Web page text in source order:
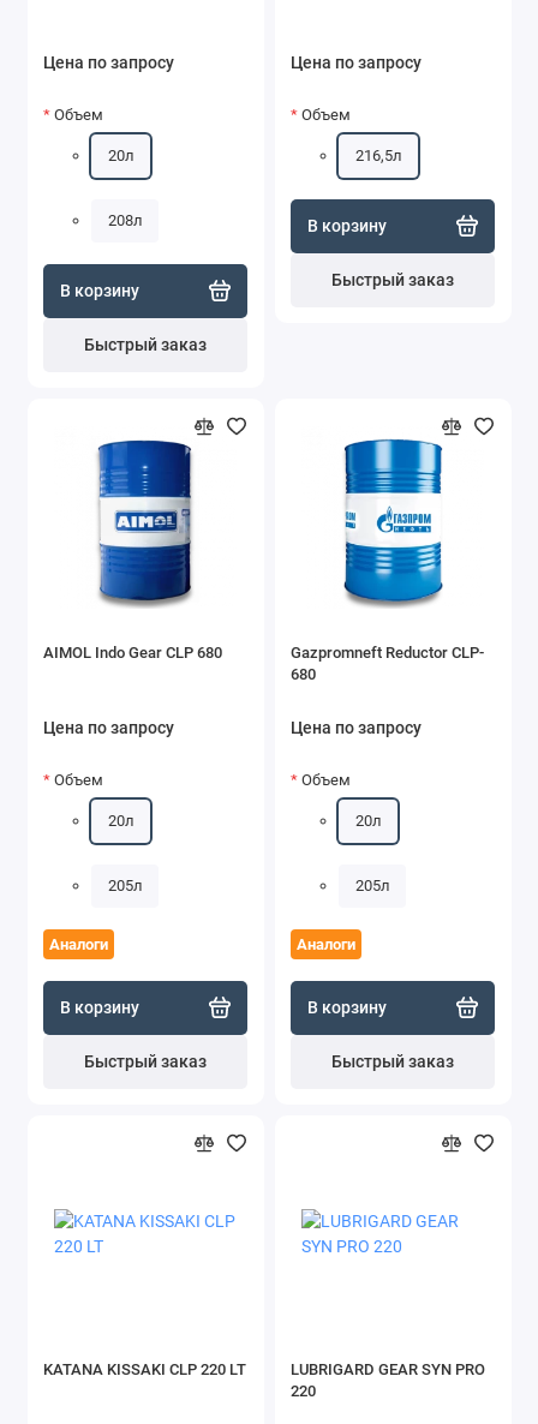
Цена по запросу
Объем
20л
208л
В корзину
Быстрый заказ
Цена по запросу
Объем
216,5л
В корзину
Быстрый заказ
AIMOL Indo Gear CLP 680
Цена по запросу
Аналоги
Объем
20л
205л
В корзину
Быстрый заказ
Gazpromneft Reductor CLP-
680
Цена по запросу
Аналоги
Объем
20л
205л
В корзину
Быстрый заказ
KATANA KISSAKI CLP 220 LT
LUBRIGARD GEAR SYN PRO
220